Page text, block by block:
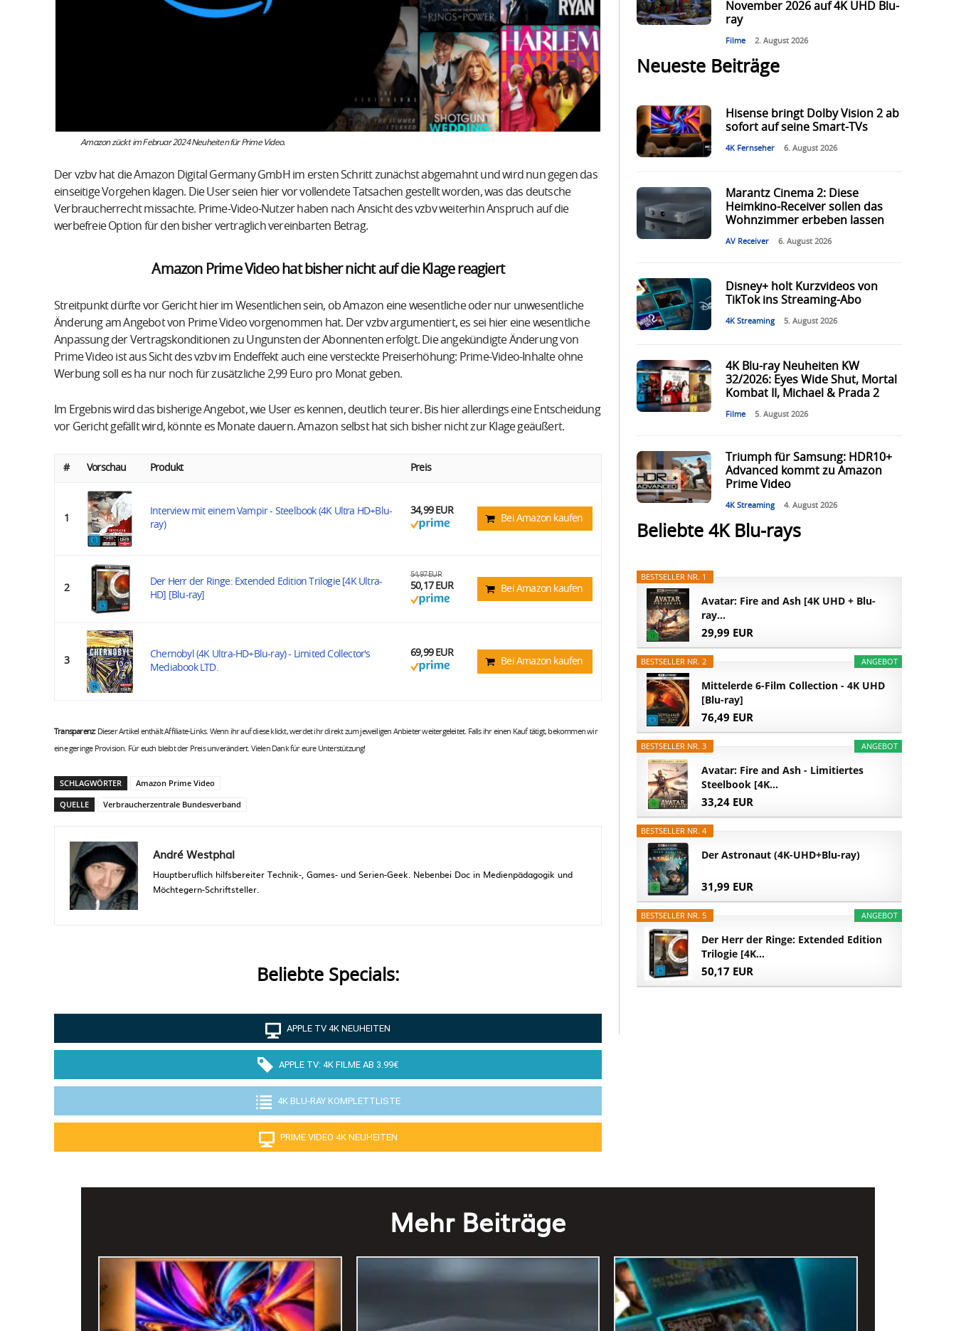
Amazon zückt im Februar 2024 Neuheiten für Prime Video.
Der vzbv hat die Amazon Digital Germany GmbH im ersten Schritt zunächst abgemahnt und wird nun gegen das
einseitige Vorgehen klagen. Die User seien hier vor vollendete Tatsachen gestellt worden, was das deutsche
Verbraucherrecht missachte. Prime-Video-Nutzer haben nach Ansicht des vzbv weiterhin Anspruch auf die
werbefreie Option für den bisher vertraglich vereinbarten Betrag.
Amazon Prime Video hat bisher nicht auf die Klage reagiert
Streitpunkt dürfte vor Gericht hier im Wesentlichen sein, ob Amazon eine wesentliche oder nur unwesentliche
Änderung am Angebot von Prime Video vorgenommen hat. Der vzbv argumentiert, es sei hier eine wesentliche
Anpassung der Vertragskonditionen zu Ungunsten der Abonnenten erfolgt. Die angekündigte Änderung von
Prime Video ist aus Sicht des vzbv im Endeffekt auch eine versteckte Preiserhöhung: Prime-Video-Inhalte ohne
Werbung soll es ha nur noch für zusätzliche 2,99 Euro pro Monat geben.
Im Ergebnis wird das bisherige Angebot, wie User es kennen, deutlich teurer. Bis hier allerdings eine Entscheidung
vor Gericht gefällt wird, könnte es Monate dauern. Amazon selbst hat sich bisher nicht zur Klage geäußert.
# Vorschau Produkt Preis
1
Interview mit einem Vampir - Steelbook (4K Ultra HD+Blu-
ray)
34,99 EUR
Bei Amazon kaufen
2
Der Herr der Ringe: Extended Edition Trilogie [4K Ultra-
HD] [Blu-ray]
54,97 EUR
50,17 EUR Bei Amazon kaufen
3
Chernobyl (4K Ultra-HD+Blu-ray) - Limited Collector's
Mediabook LTD.
69,99 EUR
Bei Amazon kaufen
Transparenz:Dieser Artikel enthält Affiliate-Links. Wenn ihr auf diese klickt, werdet ihr direkt zum jeweiligen Anbieter weitergeleitet. Falls ihr einen Kauf tätigt, bekommen wir
eine geringe Provision. Für euch bleibt der Preis unverändert. Vielen Dank für eure Unterstützung!
SCHLAGWÖRTER
Amazon Prime Video
QUELLE
Verbraucherzentrale Bundesverband
André Westphal
Hauptberuflich hilfsbereiter Technik-, Games- und Serien-Geek. Nebenbei Doc in Medienpädagogik und
Möchtegern-Schriftsteller.
Beliebte Specials:
APPLE TV 4K NEUHEITEN
APPLE TV: 4K FILME AB 3.99€
4K BLU-RAY KOMPLETTLISTE
PRIME VIDEO 4K NEUHEITEN
November 2026 auf 4K UHD Blu-
ray
Filme 2. August 2026
Neueste Beiträge
Hisense bringt Dolby Vision 2 ab
sofort auf seine Smart-TVs
4K Fernseher 6. August 2026
Marantz Cinema 2: Diese
Heimkino-Receiver sollen das
Wohnzimmer erbeben lassen
AV Receiver 6. August 2026
Disney+ holt Kurzvideos von
TikTok ins Streaming-Abo
4K Streaming 5. August 2026
4K Blu-ray Neuheiten KW
32/2026: Eyes Wide Shut, Mortal
Kombat II, Michael & Prada 2
Filme 5. August 2026
Triumph für Samsung: HDR10+
Advanced kommt zu Amazon
Prime Video
4K Streaming 4. August 2026
Beliebte 4K Blu-rays
BESTSELLER NR. 1
Avatar: Fire and Ash [4K UHD + Blu-
ray...
29,99 EUR
ANGEBOT
BESTSELLER NR. 2
Mittelerde 6-Film Collection - 4K UHD
[Blu-ray]
76,49 EUR
ANGEBOT
BESTSELLER NR. 3
Avatar: Fire and Ash - Limitiertes
Steelbook [4K...
33,24 EUR
BESTSELLER NR. 4
Der Astronaut (4K-UHD+Blu-ray)
31,99 EUR
ANGEBOT
BESTSELLER NR. 5
Der Herr der Ringe: Extended Edition
Trilogie [4K...
50,17 EUR
Mehr Beiträge